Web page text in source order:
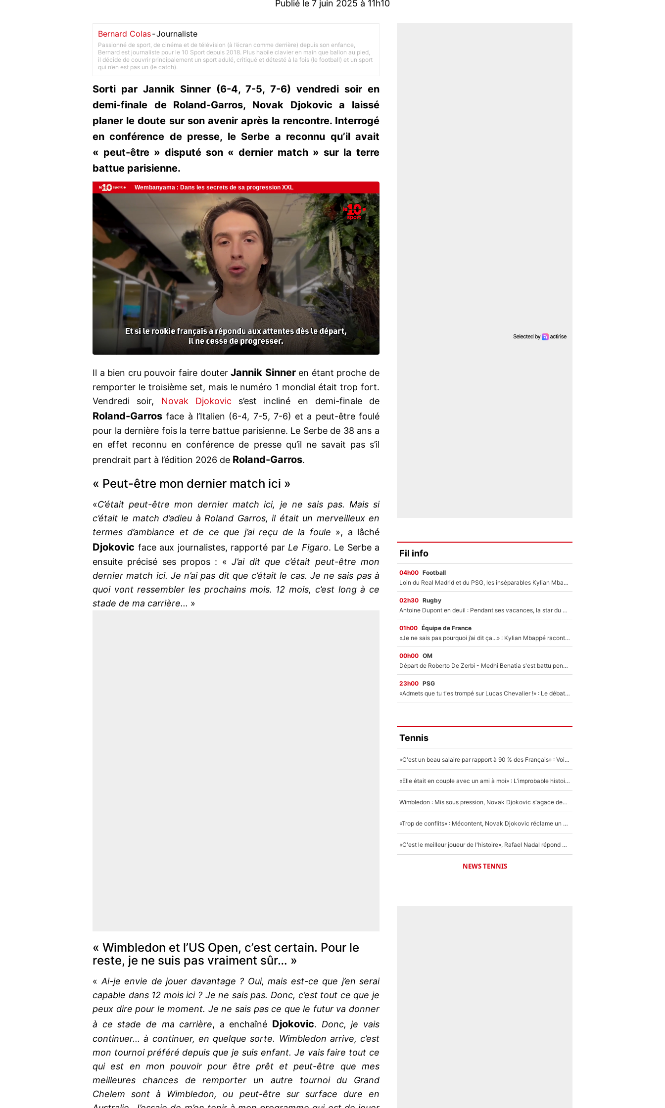
Publié le 7 juin 2025 à 11h10
Bernard Colas-Journaliste
Passionné de sport, de cinéma et de télévision (à l’écran comme derrière) depuis son enfance,
Bernard est journaliste pour le 10 Sport depuis 2018. Plus habile clavier en main que ballon au pied,
il décide de couvrir principalement un sport adulé, critiqué et détesté à la fois (le football) et un sport
qui n’en est pas un (le catch).
Sorti par Jannik Sinner (6-4, 7-5, 7-6) vendredi soir en
demi-finale de Roland-Garros, Novak Djokovic a laissé
planer le doute sur son avenir après la rencontre. Interrogé
en conférence de presse, le Serbe a reconnu qu’il avait
« peut-être » disputé son « dernier match » sur la terre
battue parisienne.
Il a bien cru pouvoir faire douterJannik Sinneren étant proche de
remporter le troisième set, mais le numéro 1 mondial était trop fort.
Vendredi soir, Novak Djokovic s’est incliné en demi-finale de
Roland-Garros face à l’Italien (6-4, 7-5, 7-6) et a peut-être foulé
pour la dernière fois la terre battue parisienne. Le Serbe de 38 ans a
en effet reconnu en conférence de presse qu’il ne savait pas s’il
prendrait part à l’édition 2026 de Roland-Garros.
« Peut-être mon dernier match ici »
«C’était peut-être mon dernier match ici, je ne sais pas. Mais si
c’était le match d’adieu à Roland Garros, il était un merveilleux en
termes d’ambiance et de ce que j’ai reçu de la foule », a lâché
Djokovic face aux journalistes, rapporté par Le Figaro. Le Serbe a
ensuite précisé ses propos : «J’ai dit que c’était peut-être mon
dernier match ici. Je n’ai pas dit que c’était le cas. Je ne sais pas à
quoi vont ressembler les prochains mois. 12 mois, c’est long à ce
stade de ma carrière... »
« Wimbledon et l’US Open, c’est certain. Pour le
reste, je ne suis pas vraiment sûr… »
«Ai-je envie de jouer davantage ? Oui, mais est-ce que j’en serai
capable dans 12 mois ici ? Je ne sais pas. Donc, c’est tout ce que je
peux dire pour le moment. Je ne sais pas ce que le futur va donner
à ce stade de ma carrière, a enchaîné Djokovic. Donc, je vais
continuer... à continuer, en quelque sorte. Wimbledon arrive, c’est
mon tournoi préféré depuis que je suis enfant. Je vais faire tout ce
qui est en mon pouvoir pour être prêt et peut-être que mes
meilleures chances de remporter un autre tournoi du Grand
Chelem sont à Wimbledon, ou peut-être sur surface dure en
Fil info
04h00 Football
Loin du Real Madrid et du PSG, les inséparables Kylian Mbappé et Achraf Hakimi changent d'équipe le temps d'une journée !
02h30 Rugby
Antoine Dupont en deuil : Pendant ses vacances, la star du XV de France a perdu sa grand-mère
01h00 Équipe de France
«Je ne sais pas pourquoi j’ai dit ça...» : Kylian Mbappé raconte sa première rencontre avec Zinédine Zidane (et c’est très drôle)
00h00 OM
Départ de Roberto De Zerbi - Medhi Benatia s'est battu pendant six mois pour le retenir à l'OM, le PSG a été le naufrage de trop : «Je pars avec toi»
23h00 PSG
«Admets que tu t'es trompé sur Lucas Chevalier !» : Le débat sur le gardien du PSG vire au clash à l'After Foot
Tennis
«C'est un beau salaire par rapport à 90 % des Français» : Voilà combien touchait Nelson Monfort sur France Télévisions avant de rejoindre CNews
«Elle était en couple avec un ami à moi» : L’improbable histoire derrière la «seule relation longue» de Novak Djokovic
Wimbledon : Mis sous pression, Novak Djokovic s'agace devant la presse !
«Trop de conflits» : Mécontent, Novak Djokovic réclame un grand changement !
«C'est le meilleur joueur de l'histoire», Rafael Nadal répond à la question que tout le monde se pose !
NEWS TENNIS